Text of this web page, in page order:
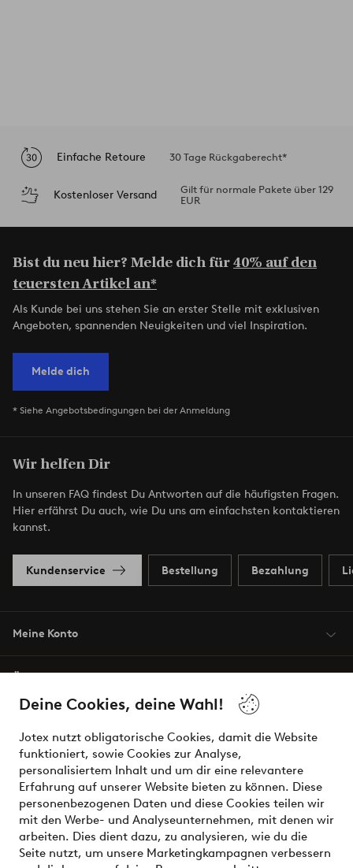
Deine Cookies, deine Wahl!
Jotex nutzt obligatorische Cookies, damit die Website
funktioniert, sowie Cookies zur Analyse,
personalisiertem Inhalt und um dir eine relevantere
Erfahrung auf unserer Website bieten zu können. Diese
personenbezogenen Daten und diese Cookies teilen wir
mit den Werbe- und Analyseunternehmen, mit denen wir
arbeiten. Dies dient dazu, zu analysieren, wie du die
Seite nutzt, um unsere Marketingkampagnen verbessern
Einfache Retoure 30 Tage Rückgaberecht*
Kostenloser Versand
Gilt für normale Pakete über 129
EUR
Bist du neu hier? Melde dich für40% auf den
teuersten Artikel an*
Als Kunde bei uns stehen Sie an erster Stelle mit exklusiven
Angeboten, spannenden Neuigkeiten und viel Inspiration.
Melde dich
* Siehe Angebotsbedingungen bei der Anmeldung
Wir helfen Dir
In unseren FAQ findest Du Antworten auf die häufigsten Fragen.
Hier erfährst Du auch, wie Du uns am einfachsten kontaktieren
kannst.
Kundenservice Bestellung Bezahlung
Meine Konto
Bedingungen
Sichere Zahlungen - Jetzt bezahlen oder aufteilen
Möchtest du mehr über unsere